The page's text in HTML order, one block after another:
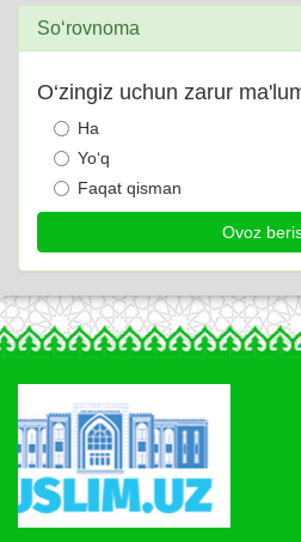
So‘rovnoma
O‘zingiz uchun zarur
Ha
Yo‘q
Faqat qisman